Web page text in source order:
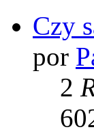
Czy
por
2